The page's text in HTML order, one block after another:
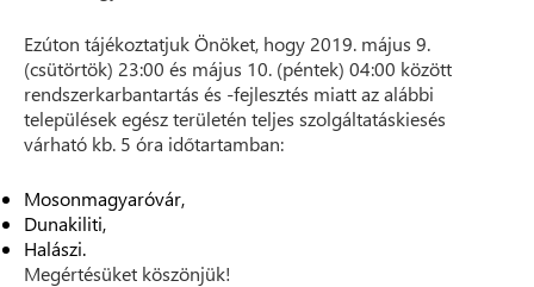
Ezúton tájékoztatjuk Önöket, hogy 2019. május 9.
(csütörtök) 23:00 és május 10. (péntek) 04:00 között
rendszerkarbantartás és -fejlesztés miatt az alábbi
települések egész területén teljes szolgáltatáskiesés
várható kb. 5 óra időtartamban:
Mosonmagyaróvár,
Dunakiliti,
Halászi.
Megértésüket köszönjük!